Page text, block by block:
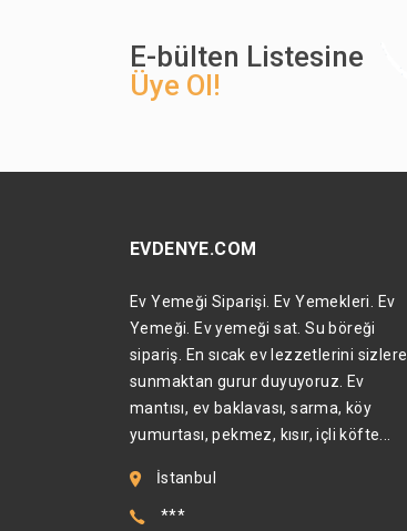
E-bülten Listesine
Üye Ol!
EVDENYE.COM
Ev Yemeği Siparişi. Ev Yemekleri. Ev
Yemeği. Ev yemeği sat. Su böreği
sipariş. En sıcak ev lezzetlerini sizlere
sunmaktan gurur duyuyoruz. Ev
mantısı, ev baklavası, sarma, köy
yumurtası, pekmez, kısır, içli köfte...
İstanbul
***